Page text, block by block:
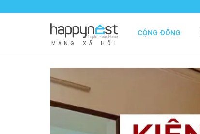
M Ạ N G X Ã H Ộ I
CỘNG ĐỒNG